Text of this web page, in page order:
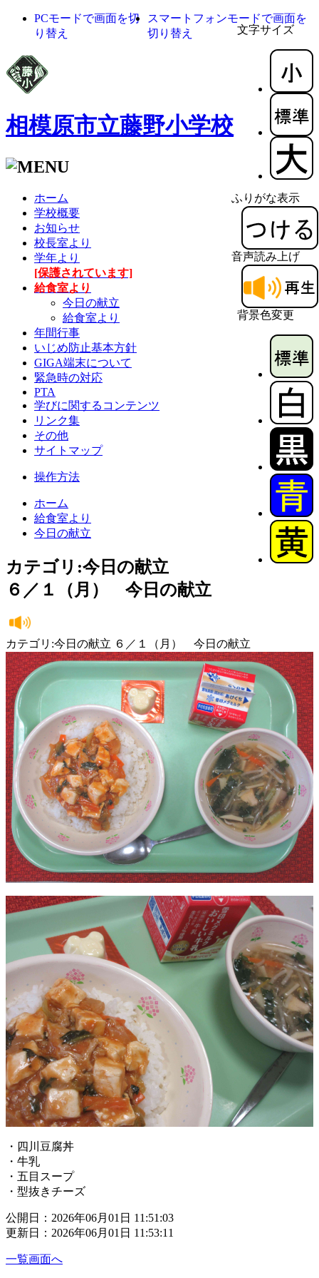
文字サイズ
ふりがな表示
音声読み上げ
背景色変更
PCモードで画面を切
り替え
スマートフォンモードで画面を
切り替え
相模原市立藤野小学校
ホーム
学校概要
お知らせ
校長室より
学年より
[保護されています]
給食室より
今日の献立
給食室より
年間行事
いじめ防止基本方針
GIGA端末について
緊急時の対応
PTA
学びに関するコンテンツ
リンク集
その他
サイトマップ
操作方法
ホーム
給食室より
今日の献立
カテゴリ:今日の献立
６／１（月） 今日の献立
カテゴリ:今日の献立 ６／１（月） 今日の献立
・四川豆腐丼
・牛乳
・五目スープ
・型抜きチーズ
公開日：2026年06月01日 11:51:03
更新日：2026年06月01日 11:53:11
一覧画面へ